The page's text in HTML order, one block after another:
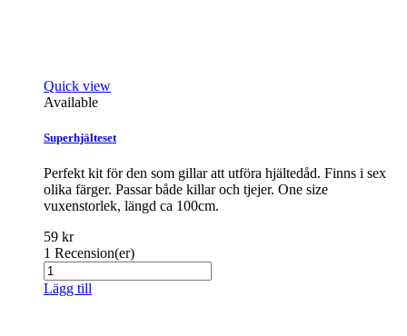
Quick view
Available
Superhjälteset
Perfekt kit för den som gillar att utföra hjältedåd. Finns i sex
olika färger. Passar både killar och tjejer. One size
vuxenstorlek, längd ca 100cm.
59 kr
1 Recension(er)
Lägg till